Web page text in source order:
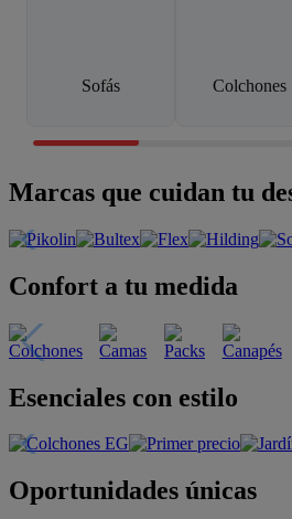
Sofás Colchones
Marcas que cuidan tu
Confort a tu medida
Esenciales con estilo
Oportunidades únicas